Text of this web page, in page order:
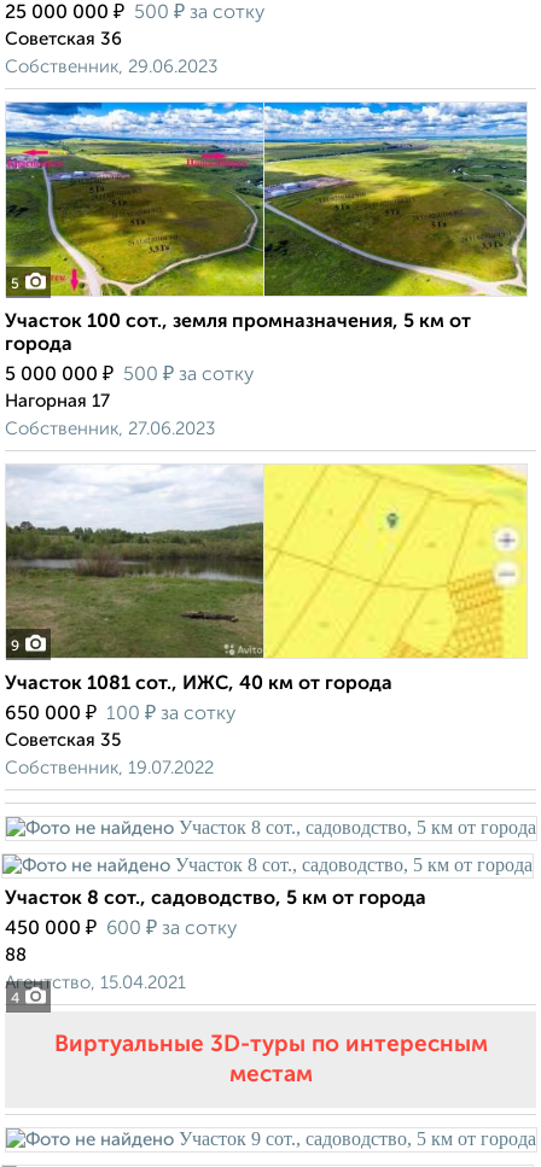
25 000 000 ₽ 500 ₽ за сотку
Советская 36
Собственник, 29.06.2023
5
Участок 100 сот., земля промназначения, 5 км от
города
5 000 000 ₽ 500 ₽ за сотку
Нагорная 17
Собственник, 27.06.2023
9
Участок 1081 сот., ИЖС, 40 км от города
650 000 ₽ 100 ₽ за сотку
Советская 35
Собственник, 19.07.2022
4
Участок 8 сот., садоводство, 5 км от города
450 000 ₽ 600 ₽ за сотку
88
Агентство, 15.04.2021
Виртуальные 3D-туры по интересным
местам